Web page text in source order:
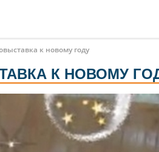
к новому году
К НОВОМУ